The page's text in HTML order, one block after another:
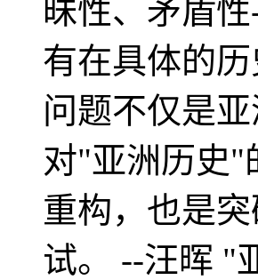
昧性、矛盾
有在具体的
问题不仅是
对"亚洲历史"
重构，也是
试。 --汪晖 "